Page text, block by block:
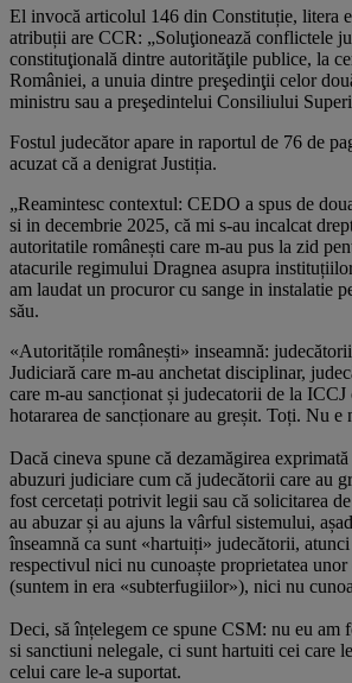
El invocă articolul 146 din Constituție, litera
atribuții are CCR: „Soluţionează conflictele
constituţională dintre autorităţile publice, la
României, a unuia dintre preşedinţii celor
ministru sau a preşedintelui Consiliului
Fostul judecător apare in raportul de 76 de
acuzat că a denigrat Justiția.
„Reamintesc contextul: CEDO a spus de
si in decembrie 2025, că mi s-au incalcat
autoritatile românești care m-au pus la zid
atacurile regimului Dragnea asupra
am laudat un procuror cu sange in instalatie
său.
«Autoritățile românești» inseamnă:
Judiciară care m-au anchetat disciplinar,
care m-au sancționat și judecatorii de la
hotararea de sancționare au greșit. Toți. Nu e
Dacă cineva spune că dezamăgirea
abuzuri judiciare cum că judecătorii care au
fost cercetați potrivit legii sau că solicitarea
au abuzar și au ajuns la vârful sistemului,
înseamnă ca sunt «hartuiți» judecătorii,
respectivul nici nu cunoaște proprietatea
(suntem in era «subterfugiilor»), nici nu
Deci, să înțelegem ce spune CSM: nu eu am
si sanctiuni nelegale, ci sunt hartuiti cei care
celui care le-a suportat.